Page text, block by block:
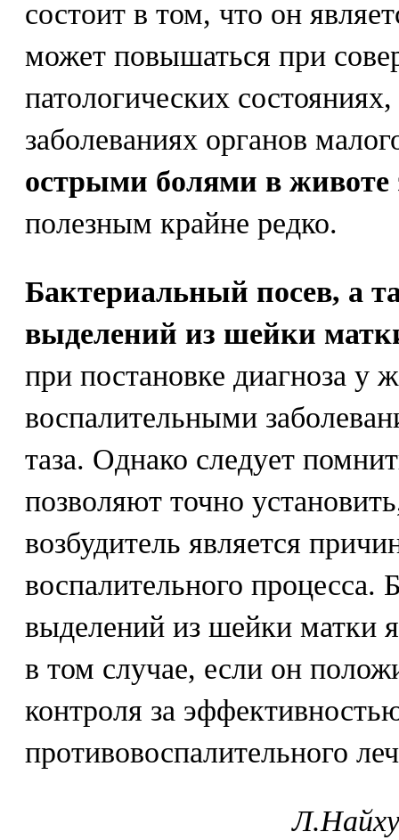
состоит в том, что он
может повышаться при
патологических
заболеваниях органов
острыми болями в животе
полезным крайне редко.
Бактериальный посев, а
выделений из шейки
при постановке диагноза у
воспалительными
таза. Однако следует
позволяют точно
возбудитель является
воспалительного процесса.
выделений из шейки матки
в том случае, если он
контроля за
противовоспалительного